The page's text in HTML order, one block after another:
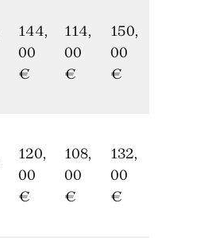
144,
00
€
114,
00
€
150,
00
€
120,
00
€
108,
00
€
132,
00
€